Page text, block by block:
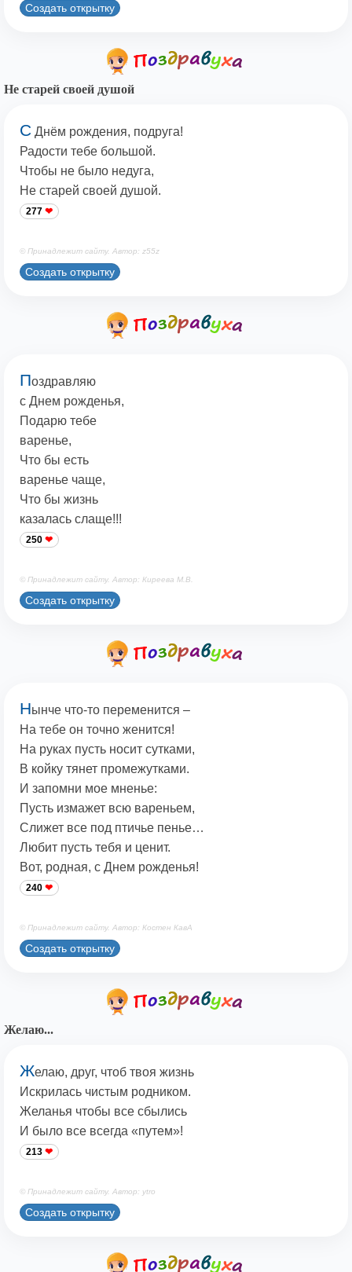
Создать открытку
Не старей своей душой
С Днём рождения, подруга!
Радости тебе большой.
Чтобы не было недуга,
Не старей своей душой.
277
© Принадлежит сайту. Автор: z55z
Создать открытку
Поздравляю
с Днем рожденья,
Подарю тебе
варенье,
Что бы есть
варенье чаще,
Что бы жизнь
казалась слаще!!!
250
© Принадлежит сайту. Автор: Киреева М.В.
Создать открытку
Нынче что-то переменится –
На тебе он точно женится!
На руках пусть носит сутками,
В койку тянет промежутками.
И запомни мое мненье:
Пусть измажет всю вареньем,
Слижет все под птичье пенье…
Любит пусть тебя и ценит.
Вот, родная, с Днем рожденья!
240
© Принадлежит сайту. Автор: Костен КавА
Создать открытку
Желаю...
Желаю, друг, чтоб твоя жизнь
Искрилась чистым родником.
Желанья чтобы все сбылись
И было все всегда «путем»!
213
© Принадлежит сайту. Автор: ytro
Создать открытку